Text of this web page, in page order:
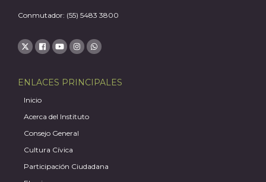
Conmutador: (55) 5483 3800
ENLACES PRINCIPALES
Inicio
Acerca del Instituto
Consejo General
Cultura Cívica
Participación Ciudadana